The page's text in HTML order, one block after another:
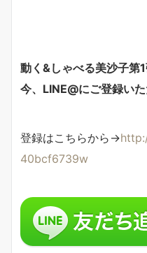
動く&しゃべる美沙子第
今、LINE@にご登録い
登録はこちらから→
40bcf6739w